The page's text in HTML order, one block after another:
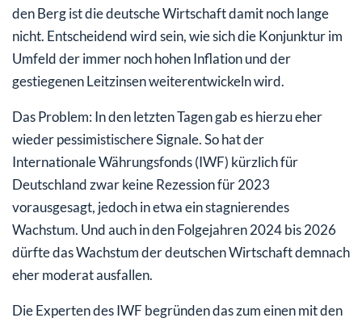
den Berg ist die deutsche Wirtschaft damit noch lange
nicht. Entscheidend wird sein, wie sich die Konjunktur im
Umfeld der immer noch hohen Inflation und der
gestiegenen Leitzinsen weiterentwickeln wird.
Das Problem: In den letzten Tagen gab es hierzu eher
wieder pessimistischere Signale. So hat der
Internationale Währungsfonds (IWF) kürzlich für
Deutschland zwar keine Rezession für 2023
vorausgesagt, jedoch in etwa ein stagnierendes
Wachstum. Und auch in den Folgejahren 2024 bis 2026
dürfte das Wachstum der deutschen Wirtschaft demnach
eher moderat ausfallen.
Die Experten des IWF begründen das zum einen mit den